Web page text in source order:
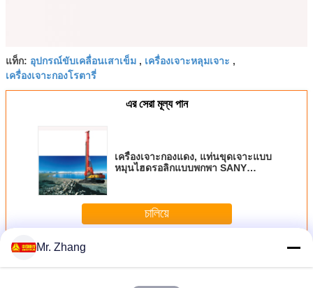
แท็ก: อุปกรณ์ขับเคลื่อนเสาเข็ม , เครื่องเจาะหลุมเจาะ ,
เครื่องเจาะกองโรตารี่
এর সেরা মূল্য পান
เครื่องเจาะกองแดง, แท่นขุดเจาะแบบ
หมุนไฮดรอลิกแบบพกพา SANY
চালিয়ে
มากกว่า เครื่องเจาะรู
Mr. Zhang